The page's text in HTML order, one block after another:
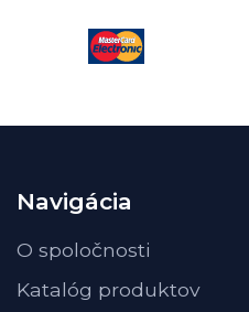
Navigácia
O spoločnosti
Katalóg produktov